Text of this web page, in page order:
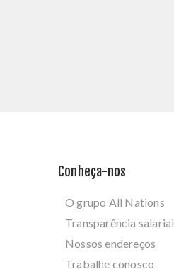
Conheça-nos
O grupo All Nations
Transparência salarial
Nossos endereços
Trabalhe conosco